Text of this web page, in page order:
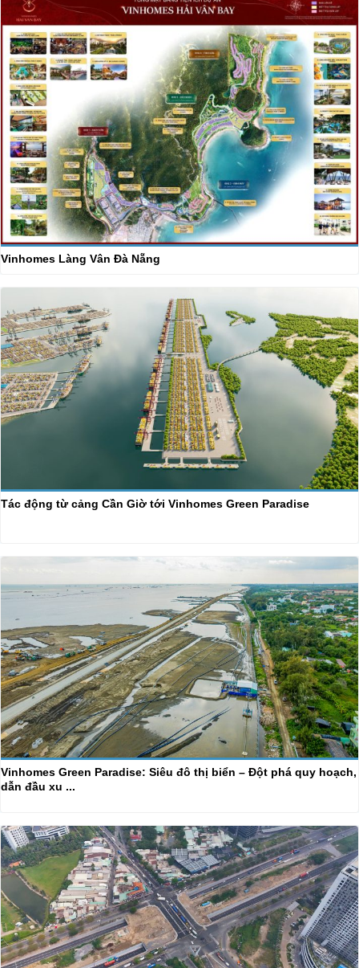
Vinhomes Làng Vân Đà Nẵng
Tác động từ cảng Cần Giờ tới Vinhomes Green Paradise
Vinhomes Green Paradise: Siêu đô thị biển – Đột phá quy hoạch,
dẫn đầu xu ...